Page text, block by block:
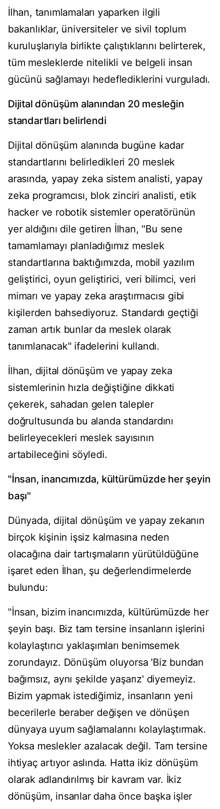
İlhan, tanımlamaları yaparken ilgili
bakanlıklar, üniversiteler ve sivil toplum
kuruluşlarıyla birlikte çalıştıklarını belirterek,
tüm mesleklerde nitelikli ve belgeli insan
gücünü sağlamayı hedeflediklerini vurguladı.
Dijital dönüşüm alanından 20 mesleğin
standartları belirlendi
Dijital dönüşüm alanında bugüne kadar
standartlarını belirledikleri 20 meslek
arasında, yapay zeka sistem analisti, yapay
zeka programcısı, blok zinciri analisti, etik
hacker ve robotik sistemler operatörünün
yer aldığını dile getiren İlhan, "Bu sene
tamamlamayı planladığımız meslek
standartlarına baktığımızda, mobil yazılım
geliştirici, oyun geliştirici, veri bilimci, veri
mimarı ve yapay zeka araştırmacısı gibi
kişilerden bahsediyoruz. Standardı geçtiği
zaman artık bunlar da meslek olarak
tanımlanacak" ifadelerini kullandı.
İlhan, dijital dönüşüm ve yapay zeka
sistemlerinin hızla değiştiğine dikkati
çekerek, sahadan gelen talepler
doğrultusunda bu alanda standardını
belirleyecekleri meslek sayısının
artabileceğini söyledi.
"İnsan, inancımızda, kültürümüzde her şeyin
başı"
Dünyada, dijital dönüşüm ve yapay zekanın
birçok kişinin işsiz kalmasına neden
olacağına dair tartışmaların yürütüldüğüne
işaret eden İlhan, şu değerlendirmelerde
bulundu:
"İnsan, bizim inancımızda, kültürümüzde her
şeyin başı. Biz tam tersine insanların işlerini
kolaylaştırıcı yaklaşımları benimsemek
zorundayız. Dönüşüm oluyorsa 'Biz bundan
bağımsız, aynı şekilde yaşarız' diyemeyiz.
Bizim yapmak istediğimiz, insanların yeni
becerilerle beraber değişen ve dönüşen
dünyaya uyum sağlamalarını kolaylaştırmak.
Yoksa meslekler azalacak değil. Tam tersine
ihtiyaç artıyor aslında. Hatta ikiz dönüşüm
olarak adlandırılmış bir kavram var. İkiz
dönüşüm, insanlar daha önce başka işler